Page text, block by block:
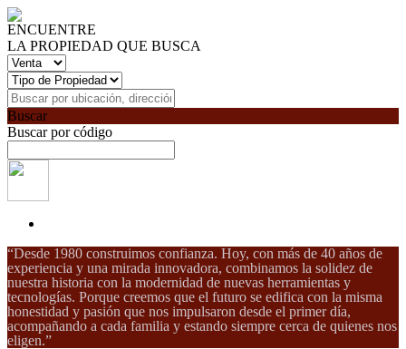
ENCUENTRE
LA PROPIEDAD QUE BUSCA
Buscar
Buscar por código
“Desde 1980 construimos confianza. Hoy, con más de 40 años de
experiencia y una mirada innovadora, combinamos la solidez de
nuestra historia con la modernidad de nuevas herramientas y
tecnologías. Porque creemos que el futuro se edifica con la misma
honestidad y pasión que nos impulsaron desde el primer día,
acompañando a cada familia y estando siempre cerca de quienes nos
eligen.”